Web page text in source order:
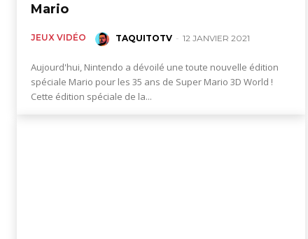
Mario
JEUX VIDÉO TAQUITOTV - 12 JANVIER 2021
Aujourd'hui, Nintendo a dévoilé une toute nouvelle édition
spéciale Mario pour les 35 ans de Super Mario 3D World !
Cette édition spéciale de la...